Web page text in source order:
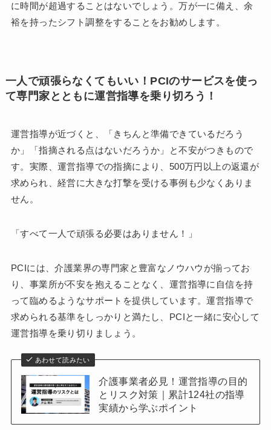
に時間が超過することはないでしょう。万が一に備え、余
裕を持ったシフト調整をすることをお勧めします。
一人で頑張らなくてもいい！PCIのサービスを使っ
て専門家とともに運営指導を乗り切ろう！
運営指導が近づくと、「きちんと準備できているだろう
か」「指摘される点はないだろうか」と不安がつきもので
す。実際、運営指導での指摘により、500万円以上の返還が
求められ、経営に大きな打撃を受ける事例も少なくありま
せん。
「すべて一人で頑張る必要はありません！」
PCIには、介護業界の専門家と豊富なノウハウが揃ってお
り、事業所が不安を抱えることなく、運営指導に自信を持
って臨めるようなサポートを提供しています。運営指導で
求められる基準をしっかりと満たし、PCIと一緒に安心して
運営指導を乗り切りましょう。
あわせて読みたい
介護事業者必見！運営指導の目的
とリスク対策｜累計124社の指導
実績から学ぶポイント